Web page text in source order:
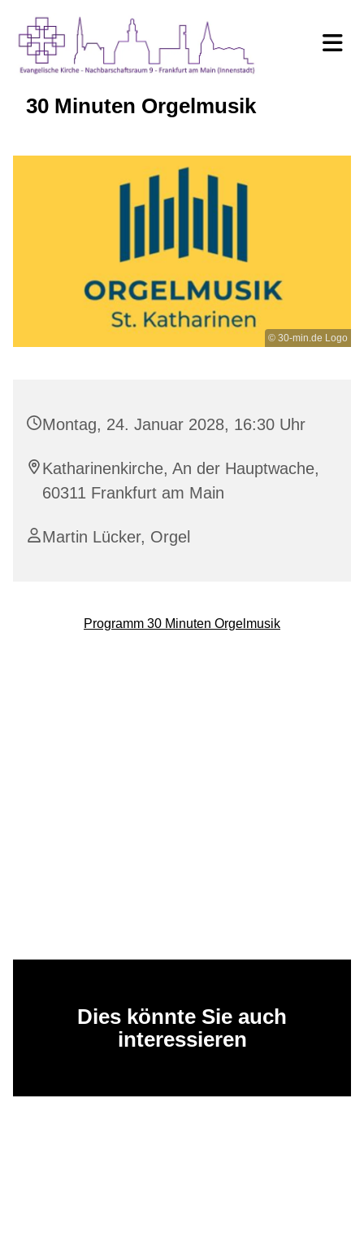
30 Minuten Orgelmusik
© 30-min.de Logo
Montag, 24. Januar 2028, 16:30 Uhr
Katharinenkirche, An der Hauptwache,
60311 Frankfurt am Main
Martin Lücker, Orgel
Programm 30 Minuten Orgelmusik
Dies könnte Sie auch
interessieren